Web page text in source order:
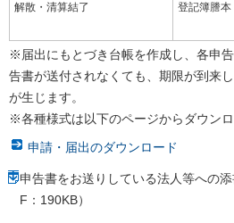
解散・清算結了 登記簿謄本
※届出にもとづき台帳を作成し、各申
告書が送付されなくても、期限が到来
が生じます。
※各種様式は以下のページからダウンロ
申請・届出のダウンロード
申告書をお送りしている法人等への
F：190KB）